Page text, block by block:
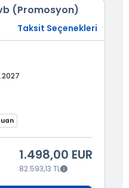
(Promosyon)
Taksit Seçenekleri
1.498,00 EUR
82.593,13 TL